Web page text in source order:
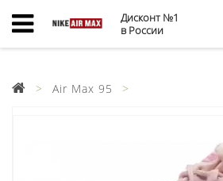
Дисконт №1
в России
Air Max 95